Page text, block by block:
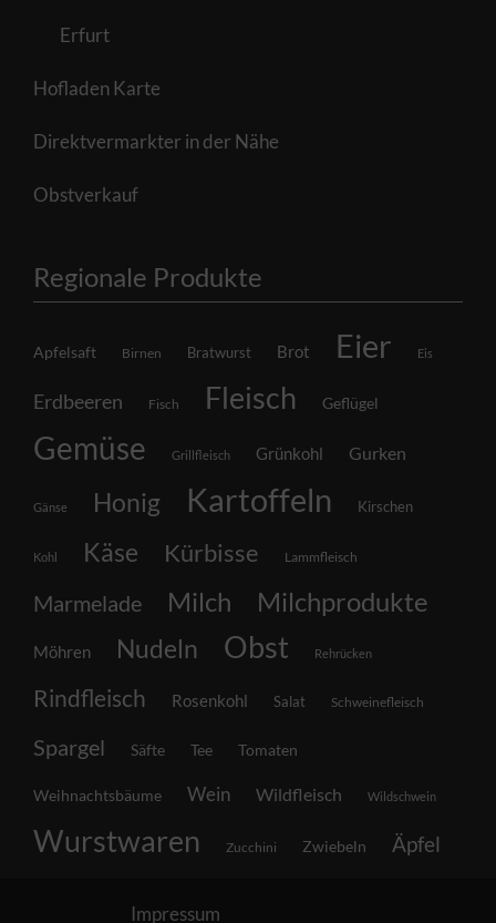
Erfurt
Hofladen Karte
Direktvermarkter in der Nähe
Obstverkauf
Regionale Produkte
Apfelsaft Birnen Bratwurst Brot Eier Eis
Erdbeeren Fisch Fleisch Geflügel
Gemüse Grillfleisch Grünkohl Gurken
Gänse Honig Kartoffeln Kirschen
Kohl Käse Kürbisse Lammfleisch
Marmelade Milch Milchprodukte
Möhren Nudeln Obst Rehrücken
Rindfleisch Rosenkohl Salat Schweinefleisch
Spargel Säfte Tee Tomaten
Weihnachtsbäume Wein Wildfleisch Wildschwein
Wurstwaren Zucchini Zwiebeln Äpfel
Impressum